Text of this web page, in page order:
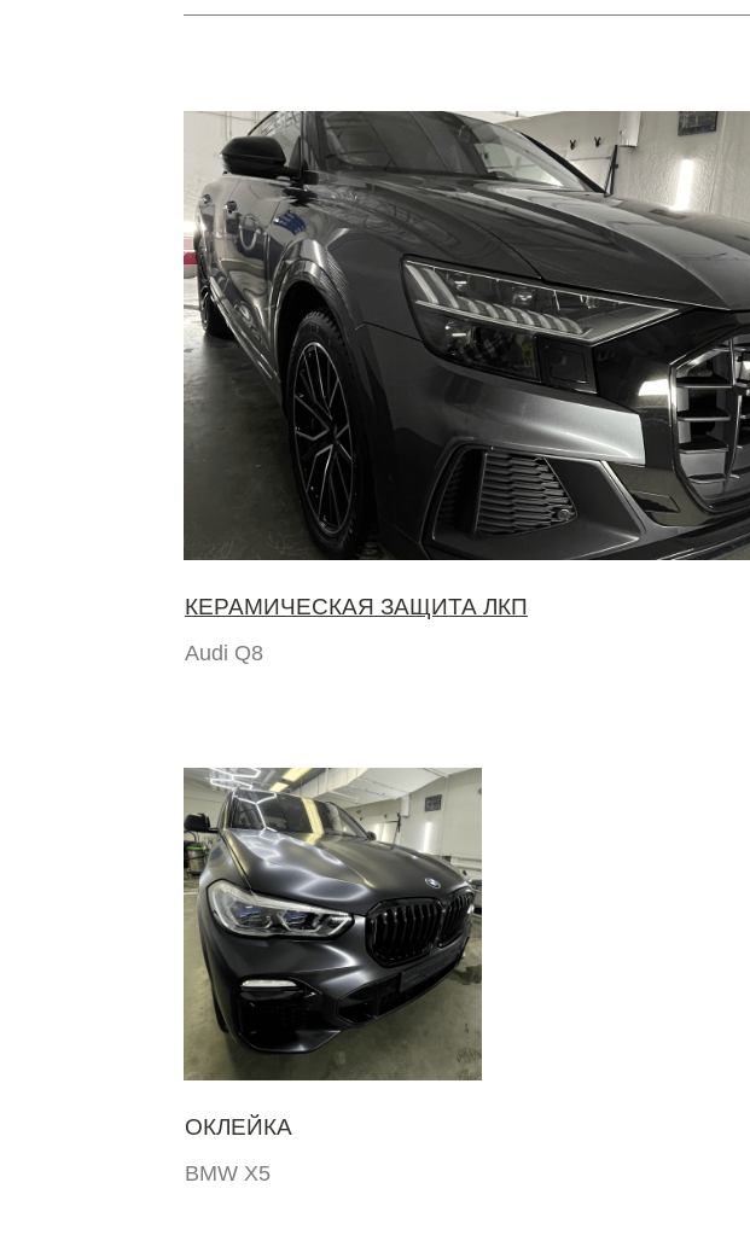
КЕРАМИЧЕСКАЯ ЗАЩИТА ЛКП
Audi Q8
ОКЛЕЙКА
BMW X5